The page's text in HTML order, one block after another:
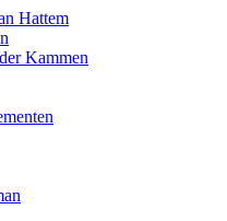
Hattem
Kammen